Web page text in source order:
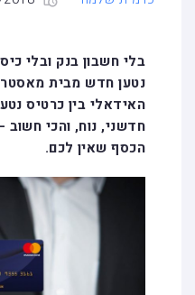
בלי חשבון בנק ובלי
נטען חדש מבית
האידאלי בין כרטיס
חדשני, נוח, והכי
הכסף שאין לכם.